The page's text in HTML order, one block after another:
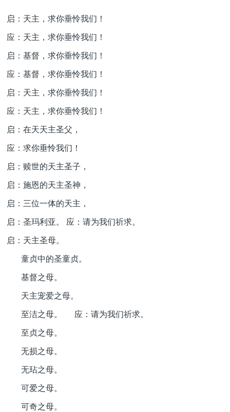
启：天主，求你垂怜我们！
应：天主，求你垂怜我们！
启：基督，求你垂怜我们！
应：基督，求你垂怜我们！
启：天主，求你垂怜我们！
应：天主，求你垂怜我们！
启：在天天主圣父，
应：求你垂怜我们！
启：赎世的天主圣子，
启：施恩的天主圣神，
启：三位一体的天主，
启：圣玛利亚。 应：请为我们祈求。
启：天主圣母。
童贞中的圣童贞。
基督之母。
天主宠爱之母。
至洁之母。 应：请为我们祈求。
至贞之母。
无损之母。
无玷之母。
可爱之母。
可奇之母。